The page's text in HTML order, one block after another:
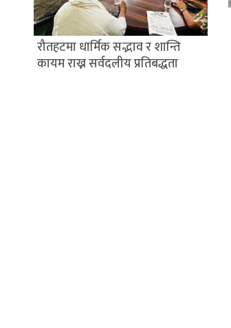
रौतहटमा धार्मिक सद्भाव र शान्ति
कायम राख्न सर्वदलीय प्रतिबद्धता